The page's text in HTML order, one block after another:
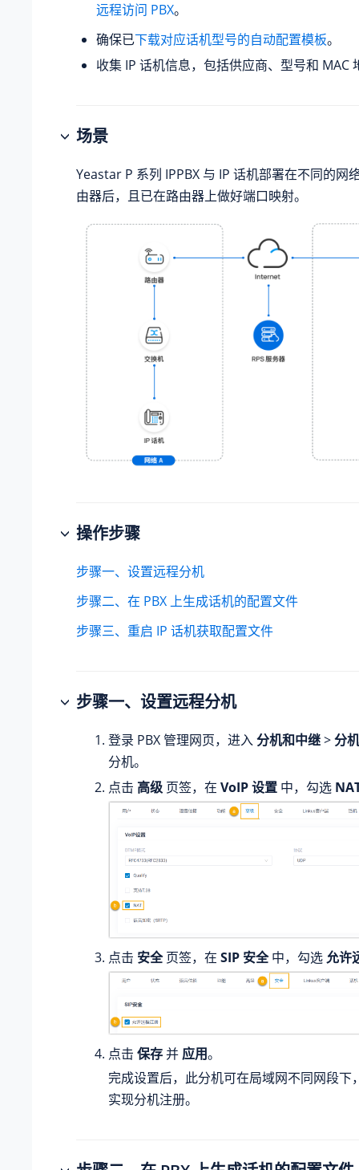
远程访问 PBX。
确保已下载对应话机型号的自动配置模板。
收集 IP 话机信息，包括供应商、型号和 MAC
场景
Yeastar P 系列 IPPBX 与 IP 话机部署在不同的网
由器后，且已在路由器上做好端口映射。
操作步骤
步骤一、设置远程分机
步骤二、在 PBX 上生成话机的配置文件
步骤三、重启 IP 话机获取配置文件
步骤一、设置远程分机
登录 PBX 管理网页，进入分机和中继>分机
分机。
点击 高级 页签，在 VoIP 设置 中，勾选
点击 安全页签，在 SIP 安全中，勾选允许
点击 保存并 应用。
完成设置后，此分机可在局域网不同网段下
实现分机注册。